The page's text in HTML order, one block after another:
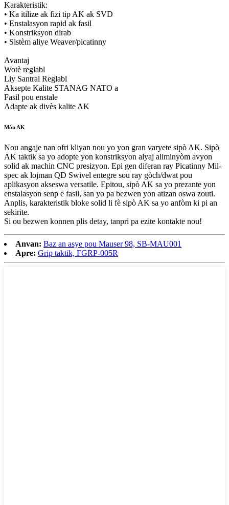
Karakteristik:
• Ka itilize ak fizi tip AK ak SVD
• Enstalasyon rapid ak fasil
• Konstriksyon dirab
• Sistèm aliye Weaver/picatinny
Avantaj
Wotè reglabl
Liy Santral Reglabl
Aksepte Kalite STANAG NATO a
Fasil pou enstale
Adapte ak divès kalite AK
Mòn AK
Nou angaje nan ofri kliyan nou yo yon gran varyete sipò AK. Sipò
AK taktik sa yo adopte yon konstriksyon alyaj aliminyòm avyon
solid ak machin CNC presizyon. Epi gen diferan ray Picatinny Mil-
spec ak lojman QD Swivel entegre sou ray gòch/dwat pou
aplikasyon akseswa versatile. Epitou, sipò AK sa yo prezante yon
enstalasyon senp e fasil, san yo pa bezwen yon atizan oswa zouti.
Anplis, karakteristik bloke solid li fè sipò AK sa yo anfòm ki pi an
sekirite.
Si ou bezwen konnen plis detay, tanpri pa ezite kontakte nou!
Anvan: Baz an asye pou Mauser 98, SB-MAU001
Apre: Grip taktik, FGRP-005R